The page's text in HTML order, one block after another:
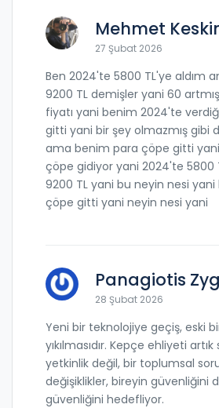
Mehmet
27 Şubat 2026
Ben 2024'te 5800 TL'ye aldım
9200 TL demişler yani 60
fiyatı yani benim 2024'te
gitti yani bir şey olmazmış gibi
ama benim para çöpe gitti
çöpe gidiyor yani 2024'te 5800
9200 TL yani bu neyin nesi
çöpe gitti yani neyin nesi yani
Panagiotis
28 Şubat 2026
Yeni bir teknolojiye geçiş, eski
yıkılmasıdır. Kepçe ehliyeti
yetkinlik değil, bir toplumsal
değişiklikler, bireyin güvenliğini
güvenliğini hedefliyor.